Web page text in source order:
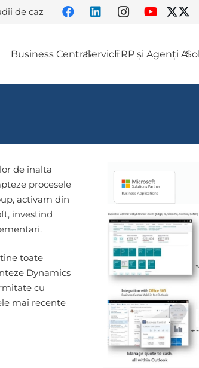
de caz
Business CentralServiciiERP și Agenți AI
de inalta
procesele
activam din
investind
toate
Dynamics
cu
mai recente